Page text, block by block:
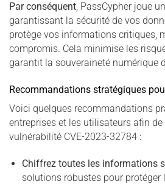
Par conséquent, PassCypher joue
garantissant la sécurité de vos
protège vos informations critiques,
compromis. Cela minimise les
garantit la souveraineté numérique
Recommandations stratégiques
Voici quelques recommandations
entreprises et les utilisateurs afin
vulnérabilité CVE-2023-32784 :
Chiffrez toutes les informations
solutions robustes pour protéger